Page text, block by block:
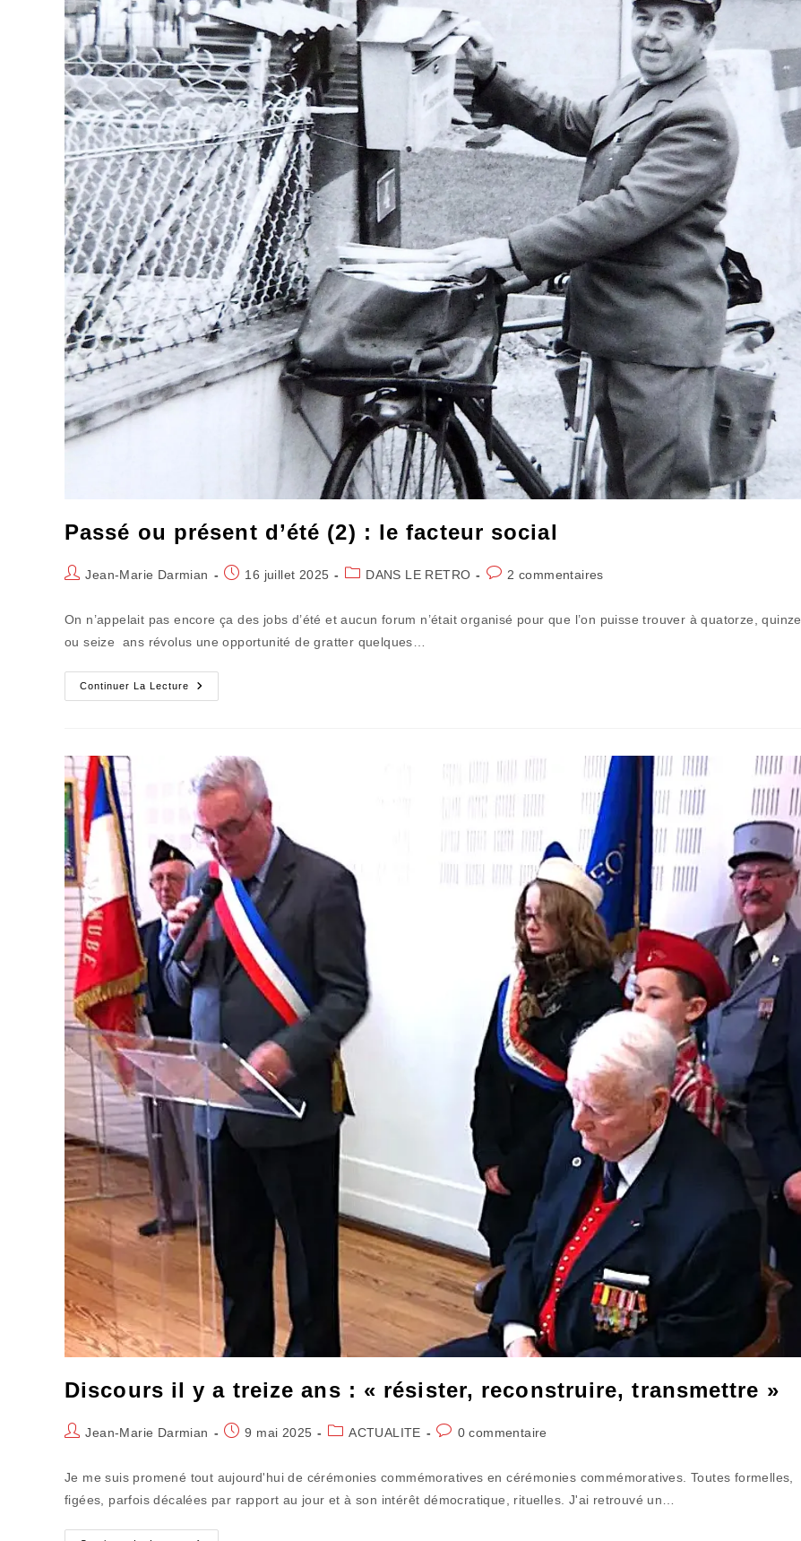
Passé ou présent d’été (2) : le facteur social
Auteur/autrice
publication :
Jean-Marie Darmian
Publication
16 juillet 2025
PostDANS LE RETRO
Commentaires
publication :
2 commentaires
On n’appelait pas encore ça des jobs d’été et aucun forum n’était organisé pour que l’on puisse trouver à quatorze, quinze
ou seize ans révolus une opportunité de gratter quelques…
Continuer La Lecture
Passé
Ou
Facteur
Social
Discours il y a treize ans : « résister, reconstruire, transmettre »
Auteur/autrice
publication :
Jean-Marie Darmian
Publication
9 mai 2025
PostACTUALITE
Commentaires
0 commentaire
Je me suis promené tout aujourd'hui de cérémonies commémoratives en cérémonies commémoratives. Toutes formelles,
figées, parfois décalées par rapport au jour et à son intérêt démocratique, rituelles. J'ai retrouvé un…